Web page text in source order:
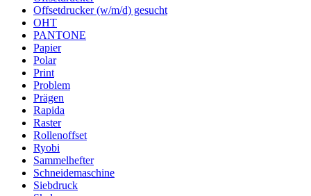
Offsetdrucker (w/m/d) gesucht
OHT
PANTONE
Papier
Polar
Print
Problem
Prägen
Rapida
Raster
Rollenoffset
Ryobi
Sammelhefter
Schneidemaschine
Siebdruck